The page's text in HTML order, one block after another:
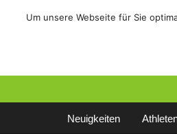
Sale! /
Neuigkeiten
Um unsere Webseite für Sie